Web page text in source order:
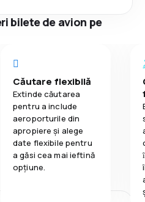
bilete de avion pe
Căutare flexibilă
Extinde căutarea
pentru a include
aeroporturile din
apropiere și alege
date flexibile pentru
a găsi cea mai ieftină
opțiune.